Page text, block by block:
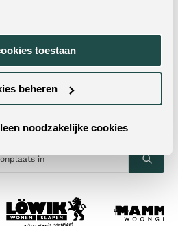
toestaan
beheren
noodzakelijke cookies
in het echt zien?
in een van onze woonwinkels
door heel Nederland & België
jou in de buurt! Door je
in te vulling in de zoekbalk,